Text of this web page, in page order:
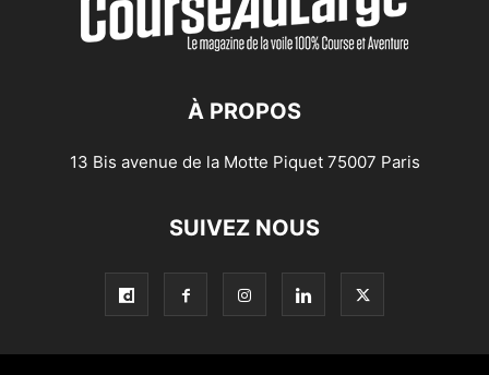
À PROPOS
13 Bis avenue de la Motte Piquet 75007 Paris
SUIVEZ NOUS